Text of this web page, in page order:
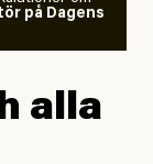
på Dagens
alla